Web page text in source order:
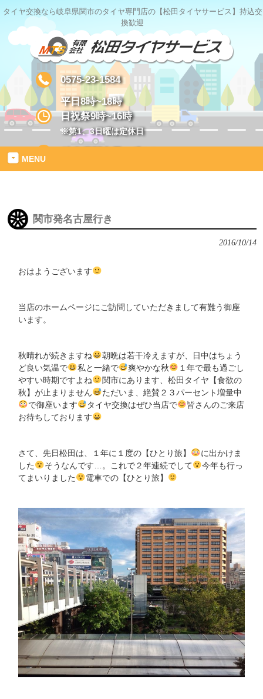
タイヤ交換なら岐阜県関市のタイヤ専門店の【松田タイヤサービス】持込交
換歓迎
0575-23-1584
平日8時~18時
日祝祭9時~16時
※第1、3日曜は定休日
MENU
関市発名古屋行き
2016/10/14
おはようございます
当店のホームページにご訪問していただきまして有難う御座
います。
秋晴れが続きますね
朝晩は若干冷えますが、日中はちょう
ど良い気温で
私と一緒で 爽やかな秋
１年で最も過ごし
やすい時期ですよね
関市にあります、松田タイヤ【食欲の
秋】が止まりません
ただいま、絶賛２３パーセント増量中
で御座います
タイヤ交換はぜひ当店で
皆さんのご来店
お待ちしております
さて、先日松田は、１年に１度の【ひとり旅】
に出かけま
した
そうなんです…。これで２年連続でして
今年も行っ
てまいりました
電車での【ひとり旅】